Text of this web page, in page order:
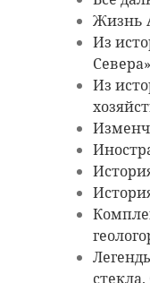
Жизнь
Из
Севера»
Из